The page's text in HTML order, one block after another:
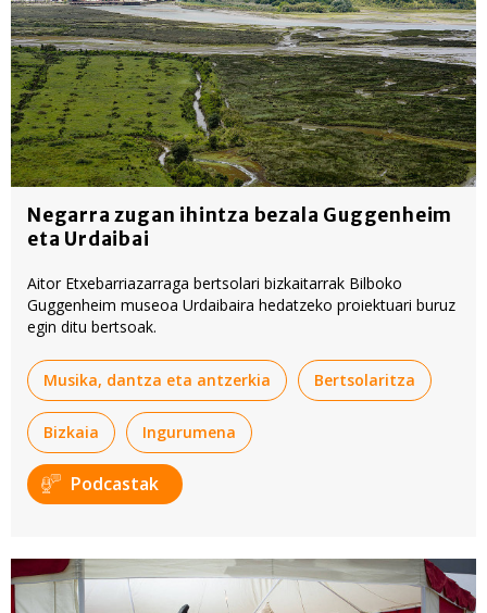
Negarra zugan ihintza bezala Guggenheim
eta Urdaibai
Aitor Etxebarriazarraga bertsolari bizkaitarrak Bilboko
Guggenheim museoa Urdaibaira hedatzeko proiektuari buruz
egin ditu bertsoak.
Musika, dantza eta antzerkia Bertsolaritza
Bizkaia Ingurumena
Podcastak